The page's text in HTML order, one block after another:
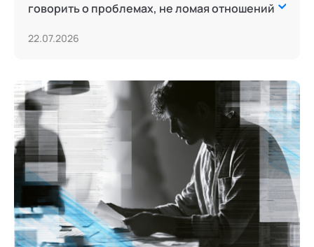
говорить о проблемах, не ломая отношений
22.07.2026